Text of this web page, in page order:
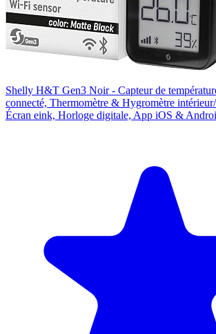
Shelly H&T Gen3 Noir - Capteur de
connecté, Thermomètre & Hygromètre
Écran eink, Horloge digitale, App iOS &